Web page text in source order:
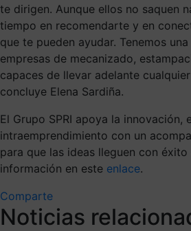
te dirigen. Aunque ellos no saquen
tiempo en recomendarte y en
que te pueden ayudar. Tenemos
empresas de mecanizado,
capaces de llevar adelante
concluye Elena Sardiña.
El Grupo SPRI apoya la innovación,
intraemprendimiento con un
para que las ideas lleguen con
información en este enlace.
Comparte
Noticias